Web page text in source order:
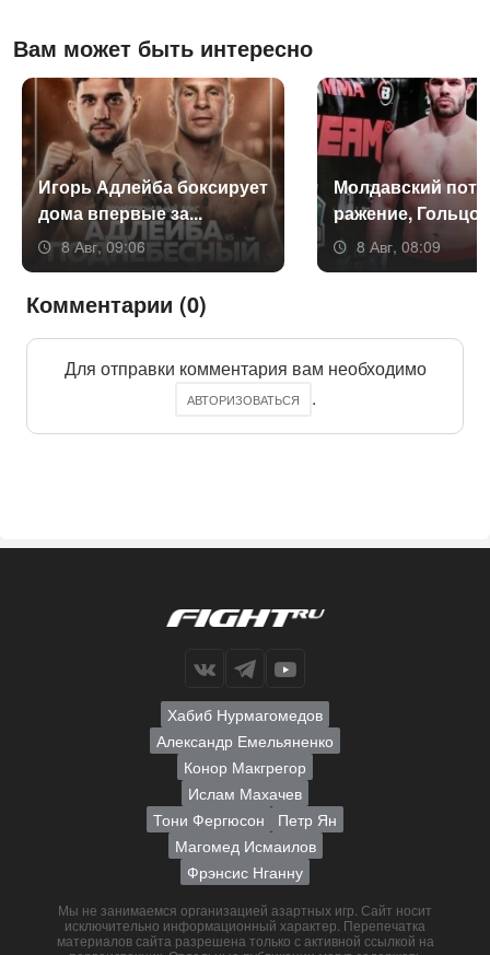
Вам может быть интересно
Игорь Ад­лей­ба бок­си­ру­ет
до­ма впер­вые за...
8 Авг, 09:06
Мол­давс­кий
раже­ние,
8 Авг, 08:09
Комментарии (0)
Для отправки комментария вам необходимо
АВТОРИЗОВАТЬСЯ .
Хабиб Нурмагомедов
Александр Емельяненко
Конор Макгрегор
Ислам Махачев
Тони Фергюсон
Петр Ян
Магомед Исмаилов
Фрэнсис Нганну
Мы не занимаемся организацией азартных игр. Сайт носит
исключительно информационный характер. Перепечатка
материалов сайта разрешена только с активной ссылкой на